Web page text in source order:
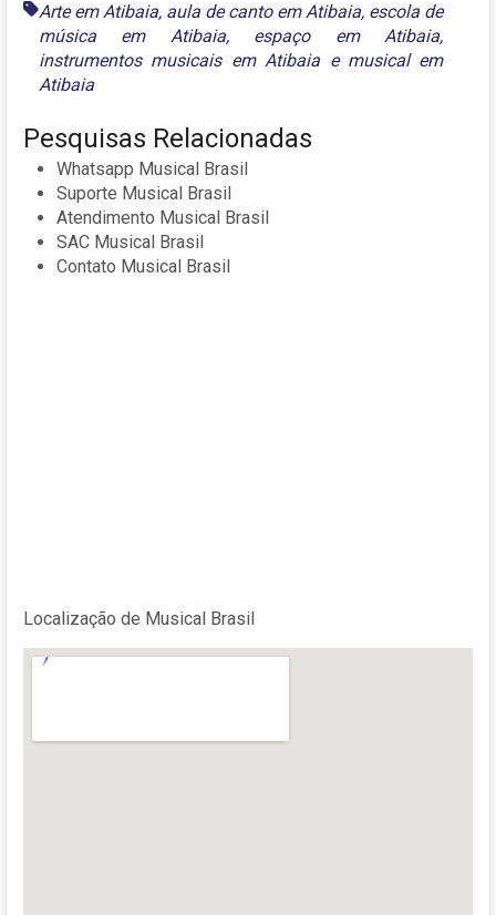
Arte em Atibaia, aula de canto em Atibaia, escola de
música em Atibaia, espaço em Atibaia,
instrumentos musicais em Atibaia e musical em
Atibaia
Pesquisas Relacionadas
Whatsapp Musical Brasil
Suporte Musical Brasil
Atendimento Musical Brasil
SAC Musical Brasil
Contato Musical Brasil
Localização de Musical Brasil